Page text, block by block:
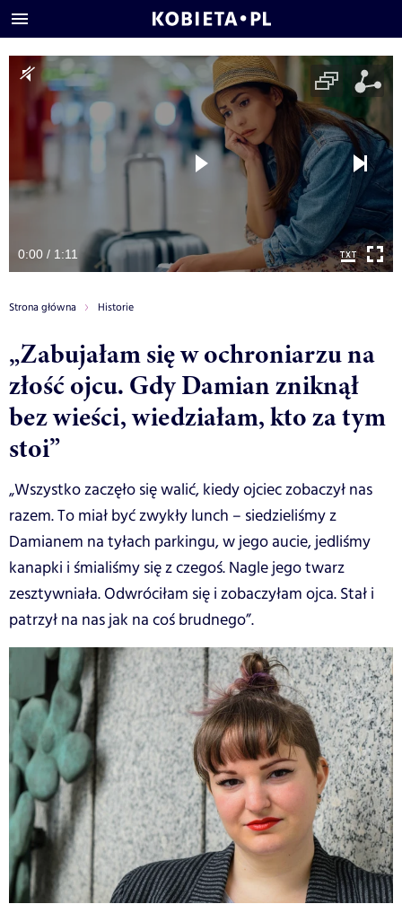
0:00 / 1:11
Strona główna Historie
„Zabujałam się w ochroniarzu na
złość ojcu. Gdy Damian zniknął
bez wieści, wiedziałam, kto za tym
stoi”
„Wszystko zaczęło się walić, kiedy ojciec zobaczył nas
razem. To miał być zwykły lunch – siedzieliśmy z
Damianem na tyłach parkingu, w jego aucie, jedliśmy
kanapki i śmialiśmy się z czegoś. Nagle jego twarz
zesztywniała. Odwróciłam się i zobaczyłam ojca. Stał i
patrzył na nas jak na coś brudnego”.